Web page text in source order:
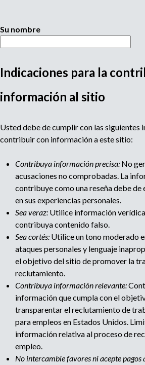
Su nombre
l
Indicaciones para la
información al sitio
Usted debe de cumplir con las siguientes
contribuir con información a este sitio:
Contribuya información precisa: No
acusaciones no comprobadas. La
contribuye como una reseña debe de
en sus experiencias personales.
Sea veraz: Utilice información verídica
contribuya contenido falso.
Sea cortés: Utilice un tono moderado
ataques personales y lenguaje
el objetivo del sitio de promover la
reclutamiento.
Contribuya información relevante:
información que cumpla con el
transparentar el reclutamiento de
para empleos en Estados Unidos.
información relativa al proceso de
empleo.
No intercambie favores ni acepte pagos